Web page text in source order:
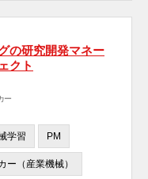
の研究開発マネー
クト
ー
学習 PM
ー（産業機械）